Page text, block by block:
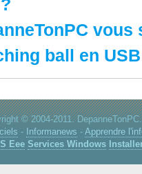
ball en USB
© 2004-2011.
- Informanews - Apprendre
Eee Services Windows